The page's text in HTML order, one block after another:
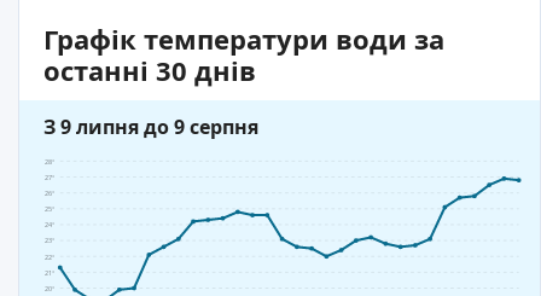
Графік температури води за
останні 30 днів
З 9 липня до 9 серпня
20°
21°
22°
23°
24°
25°
26°
27°
28°